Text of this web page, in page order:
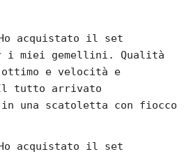
acquistato il set
i miei gemellini. Qualità
e velocità e
tutto arrivato
in una scatoletta con fiocco
acquistato il set